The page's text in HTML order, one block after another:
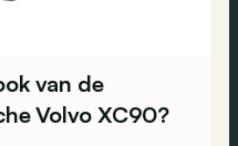
van de
Volvo XC90?